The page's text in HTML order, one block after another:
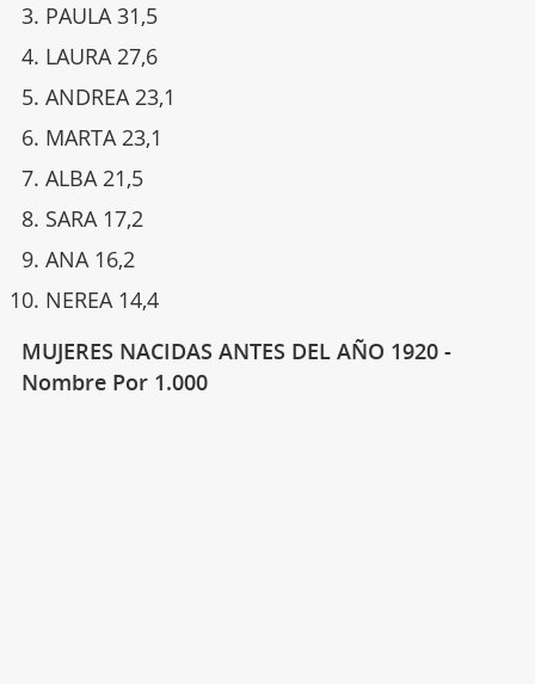
PAULA 31,5
LAURA 27,6
ANDREA 23,1
MARTA 23,1
ALBA 21,5
SARA 17,2
ANA 16,2
NEREA 14,4
MUJERES NACIDAS ANTES DEL AÑO 1920 -
Nombre Por 1.000